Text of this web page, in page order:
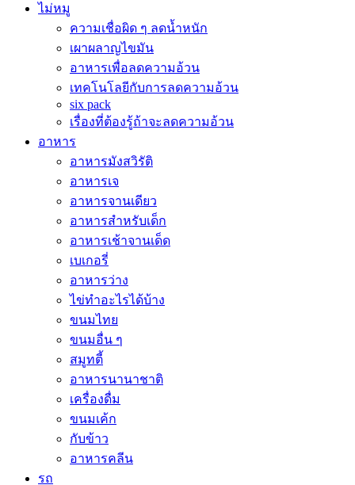
ไม่หมู
ความเชื่อผิด ๆ ลดน้ำหนัก
เผาผลาญไขมัน
อาหารเพื่อลดความอ้วน
เทคโนโลยีกับการลดความอ้วน
six pack
เรื่องที่ต้องรู้ถ้าจะลดความอ้วน
อาหาร
อาหารมังสวิรัติ
อาหารเจ
อาหารจานเดียว
อาหารสำหรับเด็ก
อาหารเช้าจานเด็ด
เบเกอรี่
อาหารว่าง
ไข่ทำอะไรได้บ้าง
ขนมไทย
ขนมอื่น ๆ
สมูทตี้
อาหารนานาชาติ
เครื่องดื่ม
ขนมเค้ก
กับข้าว
อาหารคลีน
รถ